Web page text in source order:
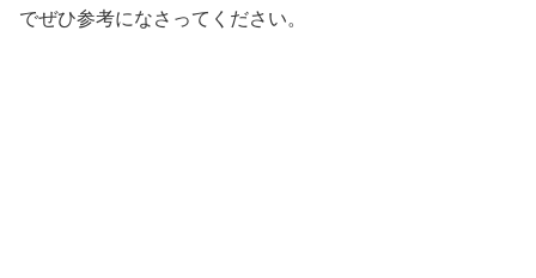
でぜひ参考になさってください。